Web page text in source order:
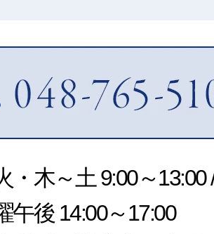
・木～土 9:00～13:00
午後 14:00～17:00